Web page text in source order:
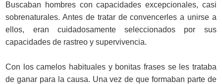
Buscaban hombres con capacidades excepcionales, casi
sobrenaturales. Antes de tratar de convencerles a unirse a
ellos, eran cuidadosamente seleccionados por sus
capacidades de rastreo y supervivencia.
Con los camelos habituales y bonitas frases se les trataba
de ganar para la causa. Una vez de que formaban parte de